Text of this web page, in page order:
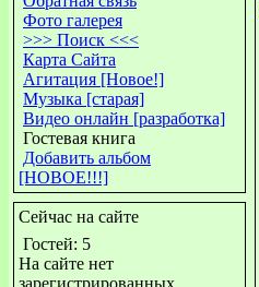
Фото галерея
>>> Поиск <<<
Карта Сайта
Агитация [Новое!]
Музыка [старая]
Видео онлайн [разработка]
Гостевая книга
Добавить альбом
[НОВОЕ!!!]
Сейчас на сайте
Гостей: 5
На сайте нет
зарегистрированных